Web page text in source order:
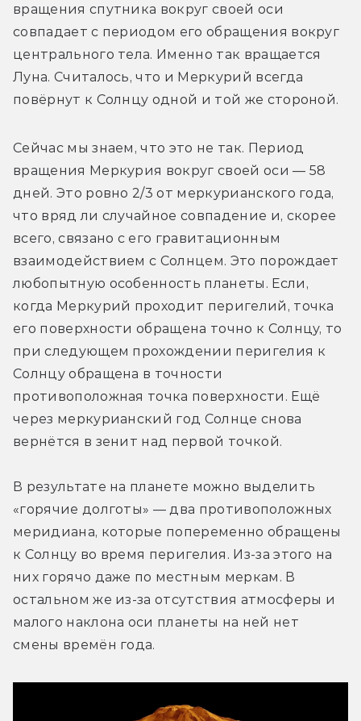
вращения спутника вокруг своей оси
совпадает с периодом его обращения вокруг
центрального тела. Именно так вращается
Луна. Считалось, что и Меркурий всегда
повёрнут к Солнцу одной и той же стороной.
Сейчас мы знаем, что это не так. Период
вращения Меркурия вокруг своей оси — 58
дней. Это ровно 2/3 от меркурианского года,
что вряд ли случайное совпадение и, скорее
всего, связано с его гравитационным
взаимодействием с Солнцем. Это порождает
любопытную особенность планеты. Если,
когда Меркурий проходит перигелий, точка
его поверхности обращена точно к Солнцу, то
при следующем прохождении перигелия к
Солнцу обращена в точности
противоположная точка поверхности. Ещё
через меркурианский год Солнце снова
вернётся в зенит над первой точкой.
В результате на планете можно выделить
«горячие долготы» — два противоположных
меридиана, которые попеременно обращены
к Солнцу во время перигелия. Из-за этого на
них горячо даже по местным меркам. В
остальном же из-за отсутствия атмосферы и
малого наклона оси планеты на ней нет
смены времён года.